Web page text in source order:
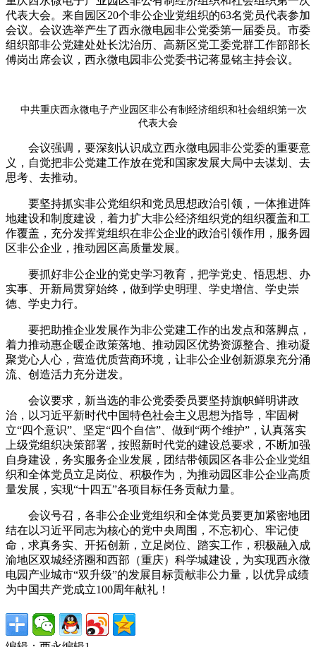
代表大会。来自园区20个非公企业党组织的63名党员代表参加
会议。会议选举产生了西永微电园非公党委第一届委员。市委
组织部非公党建处处长沈治历、高新区党工委党群工作部部长
傅岗出席会议，西永微电园非公党委书记蒋显铭主持会议。
中共重庆西永微电子产业园区非公有制经济组织和社会组织第一次
代表大会
会议强调，要深刻认识成立西永微电园非公党委的重要意
义，自觉把非公党建工作放在党和国家发展大局中去谋划、去
思考、去推动。
要坚持抓实非公党组织和党员思想政治引领，一体推进阵
地建设和制度建设，着力扩大非公经济组织党的组织覆盖和工
作覆盖，充分发挥党组织在非公企业的政治引领作用，服务园
区非公企业，推动园区高质量发展。
要抓好非公企业的党史学习教育，把学党史、悟思想、办
实事、开新局贯穿始终，做到学史明理、学史增信、学史崇
德、学史力行。
要把助推企业发展作为非公党建工作的出发点和落脚点，
着力推动惠企暖企政策落地、推动园区优势资源整合、推动凝
聚党心人心，营造优质营商环境，让非公企业创新源泉充分涌
流、创造活力充分迸发。
会议要求，新当选的非公党委委员要坚持旗帜鲜明讲政
治，以习近平新时代中国特色社会主义思想为指导，牢固树
立“四个意识”、坚定“四个自信”、做到“两个维护”，认真落实
上级党组织决策部署，按照新时代党的建设总要求，不断加强
自身建设，务实服务企业发展，团结带领园区各非公企业党组
织和全体党员立足岗位、积极作为，为推动园区非公企业高质
量发展，实现“十四五”各项目标任务贡献力量。
会议号召，各非公企业党组织和全体党员要更加紧密地团
结在以习近平同志为核心的党中央周围，不忘初心、牢记使
命，求真务实、开拓创新，立足岗位、踏实工作，积极融入成
渝地区双城经济圈和西部（重庆）科学城建设，为实现西永微
电园产业城市“双升级”的发展目标贡献非公力量，以优异成绩
为中国共产党成立100周年献礼！